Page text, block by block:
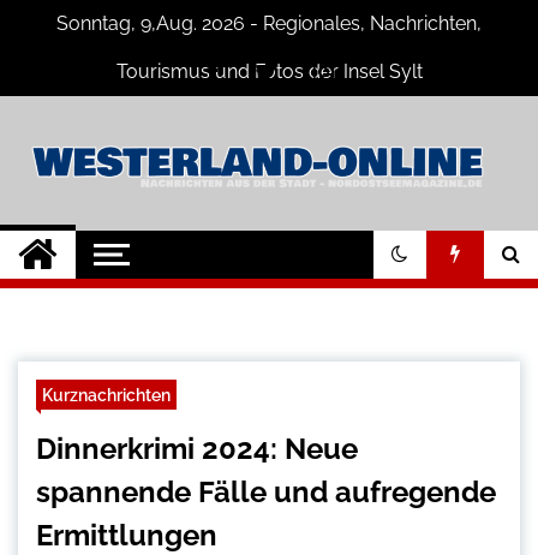
Sonntag, 9,Aug. 2026 - Regionales, Nachrichten,
Tourismus und Fotos der Insel Sylt
Westerland-online
Neuigkeiten und Nachrichten von der
Insel Sylt und Westerland
Kurznachrichten
Dinnerkrimi 2024: Neue
spannende Fälle und aufregende
Ermittlungen